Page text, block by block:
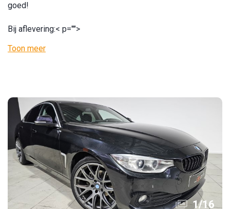
goed!
Bij aflevering:< p="">
Toon meer
1/16